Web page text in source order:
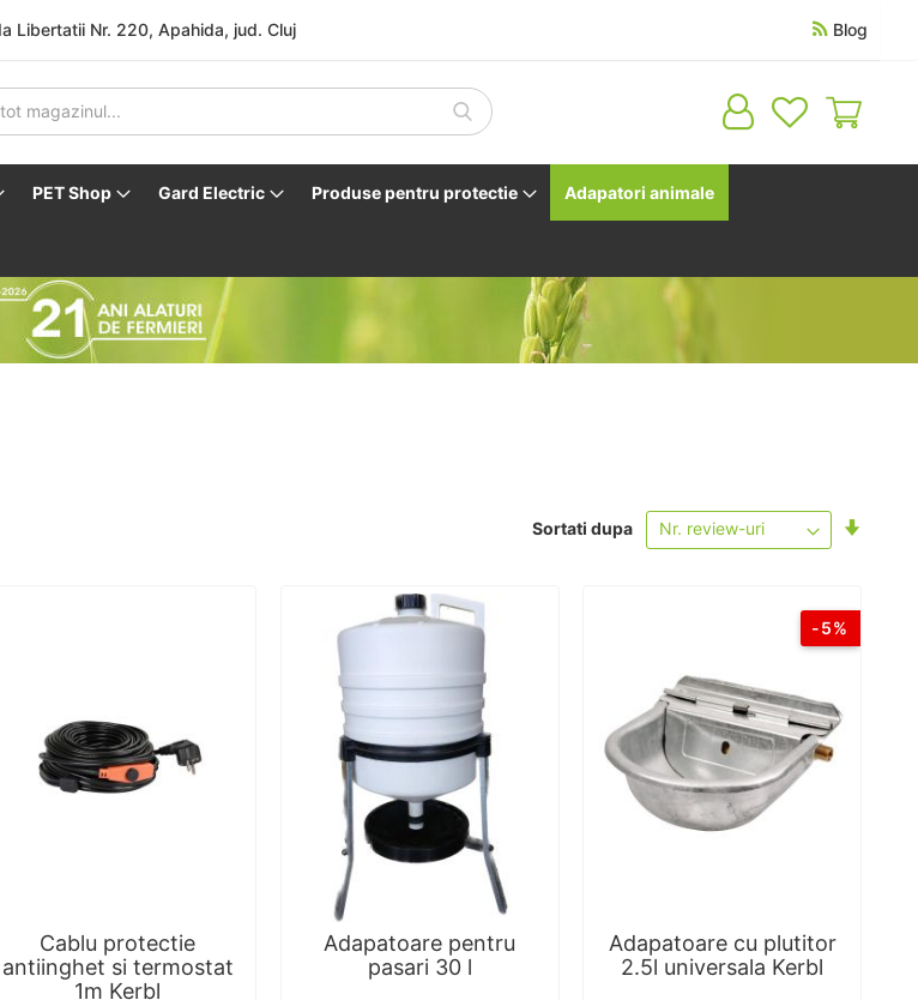
Libertatii Nr. 220, Apahida, jud. Cluj Blog
Cosul
PET Shop Gard Electric Produse pentru protectie Adapatori animale
Sortati dupa
Cablu protectie
antiinghet si termostat
1m Kerbl
Adapatoare pentru
pasari 30 l
-5%
Adapatoare cu plutitor
2.5l universala Kerbl